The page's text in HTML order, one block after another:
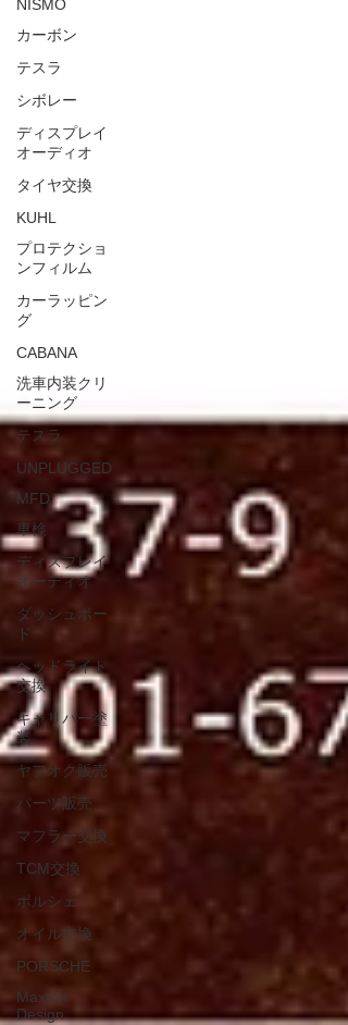
NISMO
カーボン
テスラ
シボレー
ディスプレイ
オーディオ
タイヤ交換
KUHL
プロテクショ
ンフィルム
カーラッピン
グ
CABANA
洗車内装クリ
ーニング
テスラ
UNPLUGGED
MFD
車検
ディスプレイ
オーディオ
ダッシュボー
ド
ヘッドライト
交換
キャリパー塗
装
ヤフオク販売
パーツ販売
マフラー交換
TCM交換
ポルシェ
オイル交換
PORSCHE
Maxton
Design